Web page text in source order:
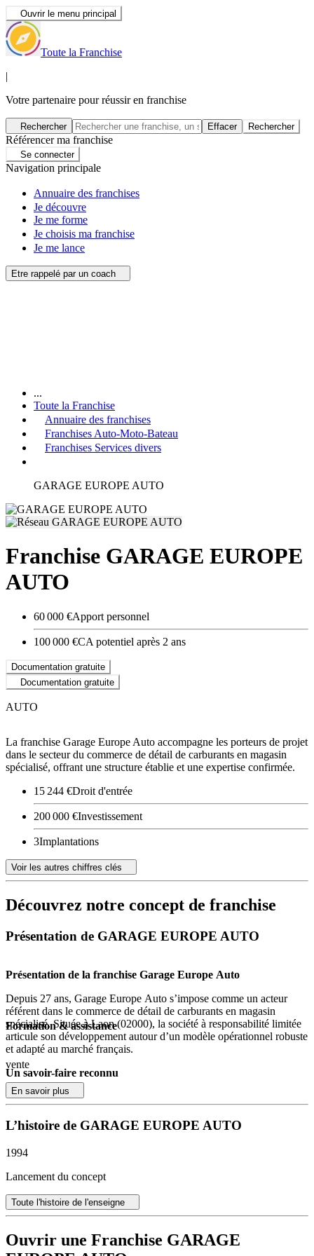
Ouvrir le menu principal
Toute la Franchise
|
Votre partenaire pour réussir en franchise
Rechercher Effacer Rechercher
Référencer ma franchise
Se connecter
Navigation principale
Annuaire des franchises
Je découvre
Je me forme
Je choisis ma franchise
Je me lance
Etre rappelé par un coach
...
Toute la Franchise
Annuaire des franchises
Franchises Auto-Moto-Bateau
Franchises Services divers
GARAGE EUROPE AUTO
Franchise GARAGE EUROPE
AUTO
60 000 €Apport personnel
100 000 €CA potentiel après 2 ans
Documentation gratuite
Documentation gratuite
AUTO
La franchise Garage Europe Auto accompagne les porteurs de projet
dans le secteur du commerce de détail de carburants en magasin
spécialisé, offrant une structure établie et une expertise confirmée.
15 244 €Droit d'entrée
200 000 €Investissement
3Implantations
Voir les autres chiffres clés
Découvrez notre concept de franchise
Présentation de GARAGE EUROPE AUTO
Présentation de la franchise Garage Europe Auto
Depuis 27 ans, Garage Europe Auto s’impose comme un acteur
référent dans le commerce de détail de carburants en magasin
spécialisé. Située à Laon (02000), la société à responsabilité limitée
articule son développement autour d’un modèle opérationnel robuste
et adapté au marché français.
Un savoir-faire reconnu
Le positionnement de Garage Europe Auto repose sur la
spécialisation et la qualité de ses prestations. L’entreprise propose un
accompagnement sur mesure pour les futurs franchisés, en mettant
franchisés bénéficient d’un cadre solide, facilitant la gestion
quotidienne de leur point de vente et l’accroissement de leur chiffre
d’affaires.
Un marché porteur et des perspectives solides
La strucure s’inscrit dans un secteur en évolution, où la demande en
distribution spécialisée de carburants perdure et requiert rigueur et
précision. Garage Europe Auto valorise l’innovation en magasin,
Formation & assistance
vente
En savoir plus
L’histoire de GARAGE EUROPE AUTO
1994
Lancement du concept
Toute l'histoire de l'enseigne
Ouvrir une Franchise GARAGE